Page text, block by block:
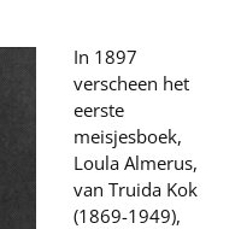
In 1897
verscheen het
eerste
meisjesboek,
Loula Almerus,
van Truida Kok
(1869-1949),